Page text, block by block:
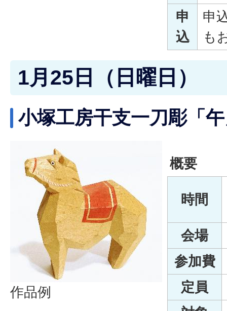
申
込
申
も
1月25日（日曜日）
小塚工房干支一刀彫「
作品例
概要
時間
会場
参加費
定員